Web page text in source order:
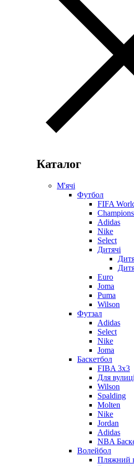
Каталог
М'ячі
Футбол
FIFA
Adidas
Nike
Select
Дитячі
Euro
Joma
Puma
Wilson
Футзал
Adidas
Select
Nike
Joma
Баскетбол
FIBA 3x3
Для вулиці
Wilson
Spalding
Molten
Nike
Jordan
Adidas
NBA
Волейбол
Пляжний